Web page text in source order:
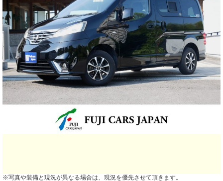
※写真や装備と現況が異なる場合は、現況を優先させて頂きます。